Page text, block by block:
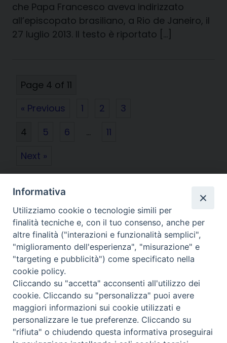
che Papa Francesco aveva indirizzato
all’episcopato brasiliano, a Rio de Janeiro, il
27 luglio 2013. Il testo è riportato […]
Page 4 of 11
« Previous
1 2
3
4
5 6 …
11
Next »
CREMA
Riproduzione solo con permesso.
Tutti i diritti sono riservati.
Informativa
Utilizziamo cookie o tecnologie simili per
finalità tecniche e, con il tuo consenso, anche per
altre finalità ("interazioni e funzionalità semplici",
"miglioramento dell'esperienza", "misurazione" e
"targeting e pubblicità") come specificato nella
cookie policy.
Cliccando su "accetta" acconsenti all'utilizzo dei
cookie. Cliccando su "personalizza" puoi avere
maggiori informazioni sui cookie utilizzati e
personalizzare le tue preferenze. Cliccando su
"rifiuta" o chiudendo questa informativa proseguirai